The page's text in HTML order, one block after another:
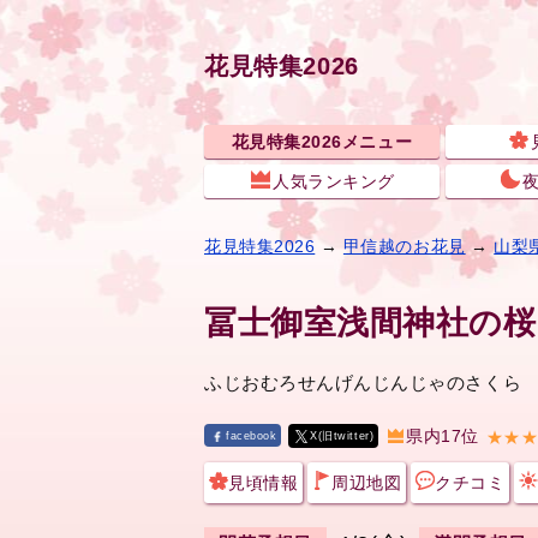
花見特集2026
花見特集2026メニュー
人気ランキング
花見特集2026 → 甲信越のお花見 → 山梨
冨士御室浅間神社の桜
ふじおむろせんげんじんじゃのさくら
facebook X(旧twitter) 県内17位
見頃情報 周辺地図 クチコミ